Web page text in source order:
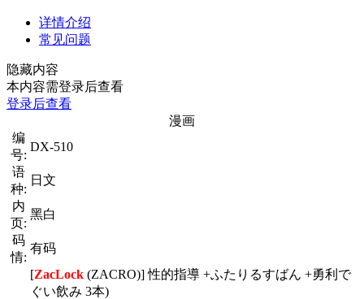
详情介绍
常见问题
隐藏内容
本内容需登录后查看
登录后查看
漫画
编
号:
DX-510
语
种:
日文
内
页:
黑白
码
情:
有码
[ZacLock (ZACRO)] 性的指導 +ふたりるすばん +勇利で
ぐい飲み 3本)